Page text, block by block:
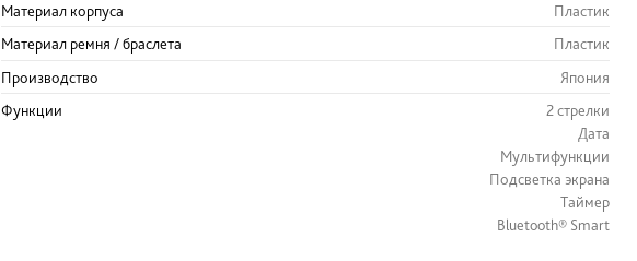
Материал корпуса
Пластик
Материал ремня / браслета
Пластик
Производство
Япония
Функции
2 стрелки
Дата
Мультифункции
Подсветка экрана
Таймер
Bluetooth® Smart